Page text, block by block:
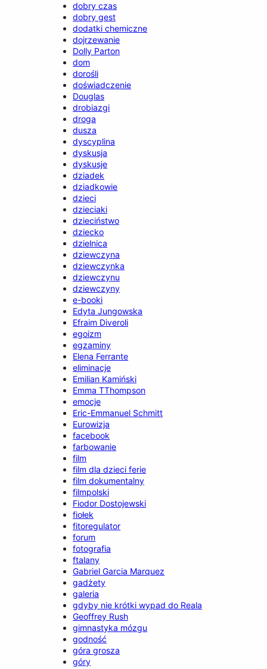
dobry czas
dobry gest
dodatki chemiczne
dojrzewanie
Dolly Parton
dom
dorośli
doświadczenie
Douglas
drobiazgi
droga
dusza
dyscyplina
dyskusja
dyskusje
dziadek
dziadkowie
dzieci
dzieciaki
dzieciństwo
dziecko
dzielnica
dziewczyna
dziewczynka
dziewczynu
dziewczyny
e-booki
Edyta Jungowska
Efraim Diveroli
egoizm
egzaminy
Elena Ferrante
eliminacje
Emilian Kamiński
Emma TThompson
emocje
Eric-Emmanuel Schmitt
Eurowizja
facebook
farbowanie
film
film dla dzieci ferie
film dokumentalny
filmpolski
Fiodor Dostojewski
fiołek
fitoregulator
forum
fotografia
ftalany
Gabriel Garcia Marquez
gadżety
galeria
gdyby nie krótki wypad do Reala
Geoffrey Rush
gimnastyka mózgu
godność
góra grosza
góry